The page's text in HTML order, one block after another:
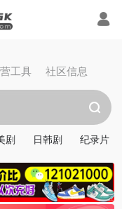
工具 社区信息
剧 日韩剧 纪录片